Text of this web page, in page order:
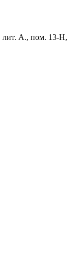
лит. А., пом. 13-Н,